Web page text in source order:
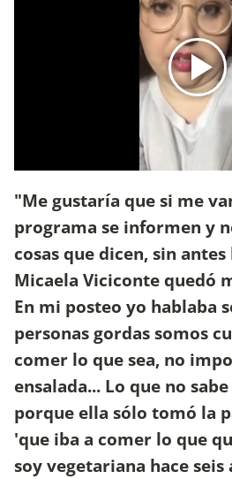
"Me gustaría que si me
programa se informen y
cosas que dicen, sin
Micaela Viciconte quedó
En mi posteo yo hablaba
personas gordas somos
comer lo que sea, no
ensalada... Lo que no
porque ella sólo tomó la
'que iba a comer lo que
soy vegetariana hace seis